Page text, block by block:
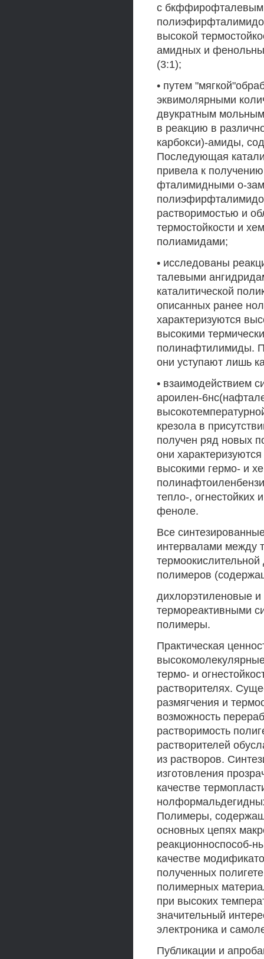
с
высокой
амидных и
(3:1);
• путем
эквимолярными
двукратным
в реакцию в
карбокси)-амиды,
Последующая
привела к
фталимидными о-
растворимостью и
термостойкости и
полиамидами;
• исследованы
талевыми
каталитической
описанных ранее
характеризуются
высокими
полинафтилимиды.
они уступают лишь
• взаимодействием
ароилен-
крезола в
получен ряд новых
они
высокими гермо- и
тепло-,
феноле.
Все
интервалами между
полимеров
дихлорэтиленовые
термореактивными
полимеры.
Практическая
термо- и
растворителях.
размягчения и
возможность
растворимость
растворителей
из растворов.
изготовления
качестве
Полимеры,
основных цепях
реакционноспособ-
качестве
полученных
полимерных
при высоких
значительный
электроника и
Публикации и